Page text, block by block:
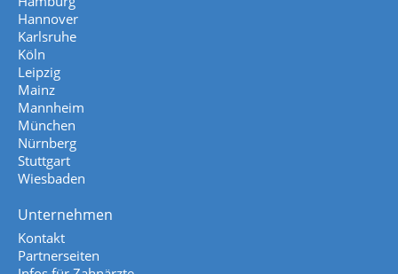
Hannover
Karlsruhe
Köln
Leipzig
Mainz
Mannheim
München
Nürnberg
Stuttgart
Wiesbaden
Unternehmen
Kontakt
Partnerseiten